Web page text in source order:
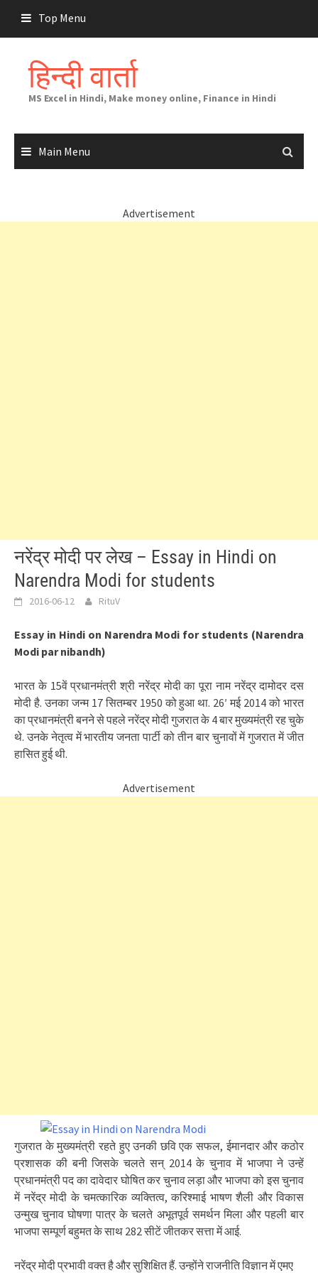
content
Top Menu
हिन्दी वार्ता
MS Excel in Hindi, Make money online, Finance in Hindi
Main Menu
Advertisement
नरेंद्र मोदी पर लेख – Essay in Hindi on
Narendra Modi for students
2016-06-12 RituV
Essay in Hindi on Narendra Modi for students (Narendra
Modi par nibandh)
भारत के 15वें प्रधानमंत्री श्री नरेंद्र मोदी का पूरा नाम नरेंद्र दामोदर दस
मोदी है. उनका जन्म 17 सितम्बर 1950 को हुआ था. 26′ मई 2014 को भारत
का प्रधानमंत्री बनने से पहले नरेंद्र मोदी गुजरात के 4 बार मुख्यमंत्री रह चुके
थे. उनके नेतृत्व में भारतीय जनता पार्टी को तीन बार चुनावों में गुजरात में जीत
हासित हुई थी.
Advertisement
गुजरात के मुख्यमंत्री रहते हुए उनकी छवि एक सफल, ईमानदार और कठोर
प्रशासक की बनी जिसके चलते सन् 2014 के चुनाव में भाजपा ने उन्हें
प्रधानमंत्री पद का दावेदार घोषित कर चुनाव लड़ा और भाजपा को इस चुनाव
में नरेंद्र मोदी के चमत्कारिक व्यक्तित्व, करिश्माई भाषण शैली और विकास
उन्मुख चुनाव घोषणा पात्र के चलते अभूतपूर्व समर्थन मिला और पहली बार
भाजपा सम्पूर्ण बहुमत के साथ 282 सीटें जीतकर सत्ता में आई.
नरेंद्र मोदी प्रभावी वक्त है और सुशिक्षित हैं. उन्होंने राजनीति विज्ञान में एमए